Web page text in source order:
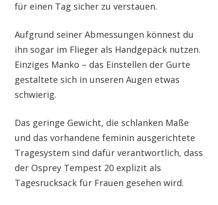
für einen Tag sicher zu verstauen.
Aufgrund seiner Abmessungen könnest du
ihn sogar im Flieger als Handgepäck nutzen.
Einziges Manko – das Einstellen der Gurte
gestaltete sich in unseren Augen etwas
schwierig.
Das geringe Gewicht, die schlanken Maße
und das vorhandene feminin ausgerichtete
Tragesystem sind dafür verantwortlich, dass
der Osprey Tempest 20 explizit als
Tagesrucksack für Frauen gesehen wird.